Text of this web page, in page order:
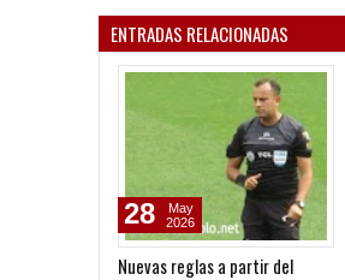
ENTRADAS RELACIONADAS
Nuevas reglas a partir del
28
May
2026